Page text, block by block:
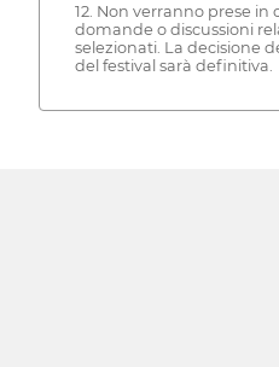
12. Non verranno prese in
domande o discussioni
selezionati. La decisione
del festival sarà definitiva.